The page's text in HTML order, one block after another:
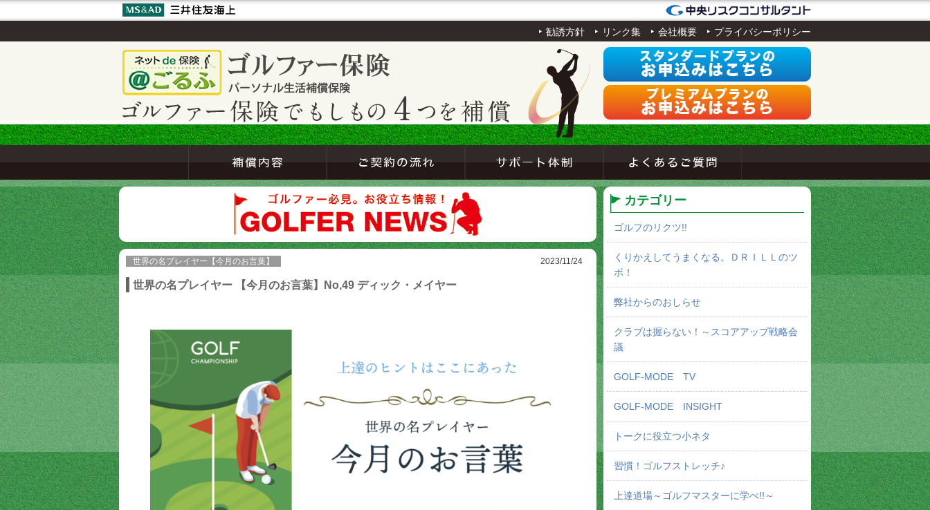
勧誘方針 リンク集 会社概要 プライバシーポリシー
カテゴリー
ゴルフのリクツ!!
くりかえしてうまくなる。ＤＲＩＬＬのツ
ボ！
弊社からのおしらせ
クラブは握らない！～スコアアップ戦略会
議
GOLF-MODE TV
GOLF-MODE INSIGHT
トークに役立つ小ネタ
習慣！ゴルフストレッチ♪
上達道場～ゴルフマスターに学べ!!～
世界の名プレイヤー【今月のお言葉】 2023/11/24
世界の名プレイヤー 【今月のお言葉】No,49 ディック・メイヤー